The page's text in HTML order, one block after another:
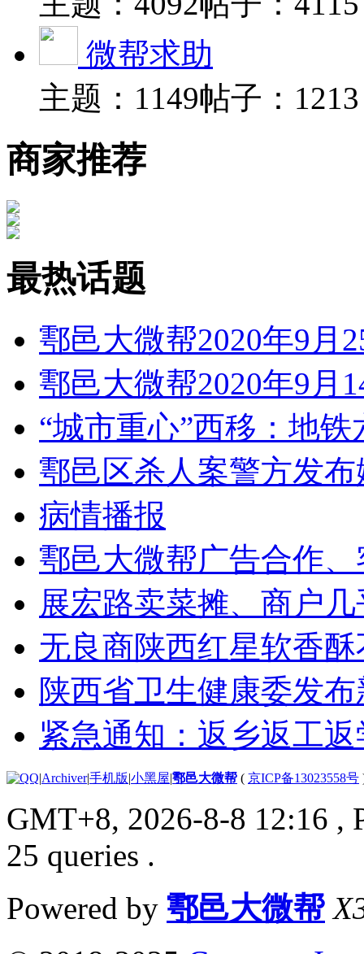
微帮求助
主题：1149帖子：1213
商家推荐
最热话题
鄠邑大微帮2020年9月
鄠邑大微帮2020年9月
“城市重心”西移：地
鄠邑区杀人案警方发
病情播报
鄠邑大微帮广告合作
展宏路卖菜摊、商户
无良商陕西红星软香
陕西省卫生健康委发
紧急通知：返乡返工
|Archiver|手机版|小黑屋|鄠邑大微帮 ( 京ICP备13023558号
GMT+8, 2026-8-8 12:16 ,
25 queries .
Powered by 鄠邑大微帮